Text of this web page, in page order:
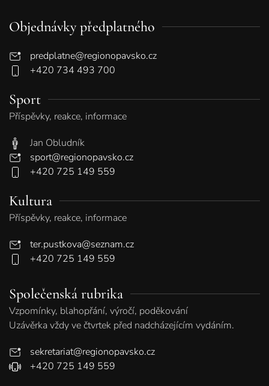
Objednávky předplatného
predplatne@regionopavsko.cz
+420 734 493 700
Sport
Příspěvky, reakce, informace
Jan Obludník
sport@regionopavsko.cz
+420 725 149 559
Kultura
Příspěvky, reakce, informace
ter.pustkova@seznam.cz
+420 725 149 559
Společenská rubrika
Vzpomínky, blahopřání, výročí, poděkování
Uzávěrka vždy ve čtvrtek před nadcházejícím vydáním.
sekretariat@regionopavsko.cz
+420 725 149 559